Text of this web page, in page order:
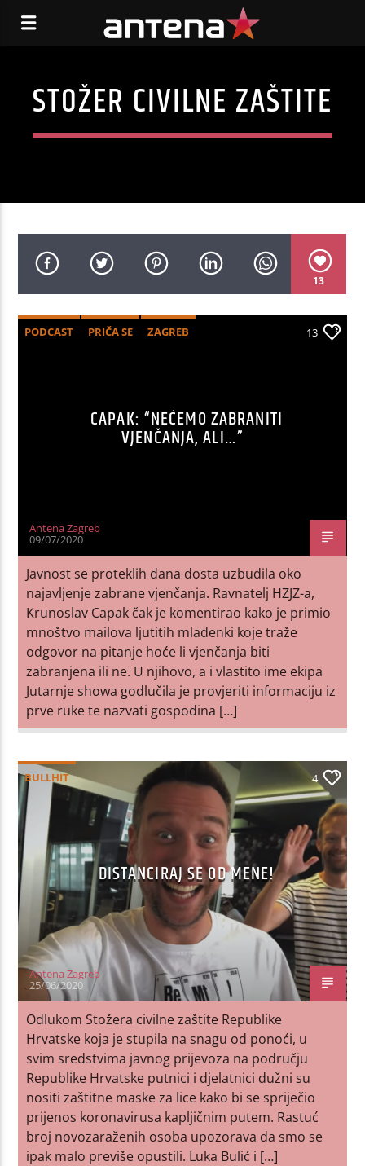
STOŽER CIVILNE ZAŠTITE
13
PODCAST PRIČA SE ZAGREB 13
CAPAK: “NEĆEMO ZABRANITI
VJENČANJA, ALI…”
Antena Zagreb
09/07/2020
Javnost se proteklih dana dosta uzbudila oko
najavljenje zabrane vjenčanja. Ravnatelj HZJZ-a,
Krunoslav Capak čak je komentirao kako je primio
mnoštvo mailova ljutitih mladenki koje traže
odgovor na pitanje hoće li vjenčanja biti
zabranjena ili ne. U njihovo, a i vlastito ime ekipa
Jutarnje showa godlučila je provjeriti informaciju iz
prve ruke te nazvati gospodina […]
BULLHIT 4
DISTANCIRAJ SE OD MENE!
Antena Zagreb
25/06/2020
Odlukom Stožera civilne zaštite Republike
Hrvatske koja je stupila na snagu od ponoći, u
svim sredstvima javnog prijevoza na području
Republike Hrvatske putnici i djelatnici dužni su
nositi zaštitne maske za lice kako bi se spriječio
prijenos koronavirusa kapljičnim putem. Rastuć
broj novozaraženih osoba upozorava da smo se
ipak malo previše opustili. Luka Bulić i […]